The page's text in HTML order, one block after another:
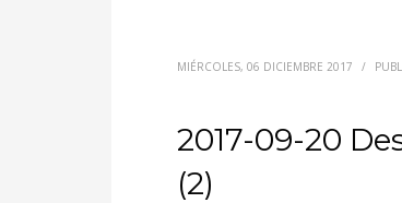
MIÉRCOLES, 06 DICIEMBRE 2017 /
2017-09-20
(2)